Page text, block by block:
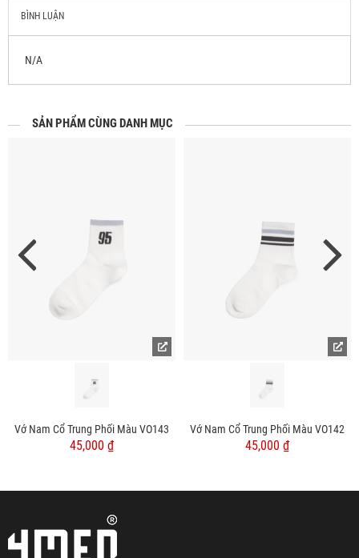
BÌNH LUẬN
N/A
SẢN PHẨM CÙNG DANH MỤC
Vớ Nam Cổ Trung Phối Màu VO143
45,000 ₫
Vớ Nam Cổ Trung Phối Màu VO142
45,000 ₫